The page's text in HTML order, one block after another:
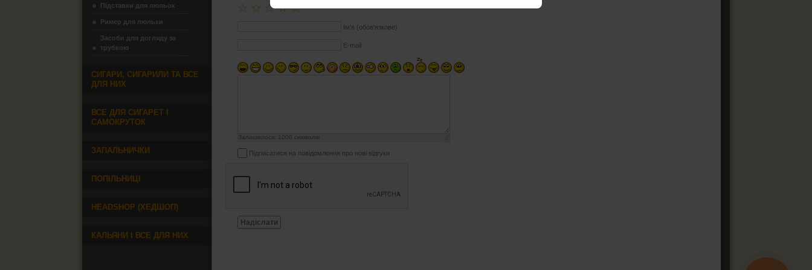
☆
☆
☆
☆
☆
Ім'я (обов'язкове)
E-mail
Залишилося: 1000 символів
Підписатися на повідомлення про нові відгуки
Надіслати
Підставки для люльок
Ример для люльки
Засоби для догляду за
трубкою
СИГАРИ, СИГАРИЛИ ТА ВСЕ
ДЛЯ НИХ
ВСЕ ДЛЯ СИГАРЕТ І
САМОКРУТОК
ЗАПАЛЬНИЧКИ
ПОПІЛЬНИЦІ
HEADSHOP (ХЕДШОП)
КАЛЬЯНИ І ВСЕ ДЛЯ НИХ